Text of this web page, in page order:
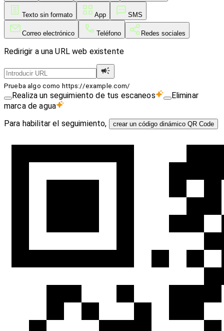
Texto sin formato App SMS
Correo electrónico Teléfono Redes sociales
Redirigir a una URL web existente
Prueba algo como https://example.com/
Realiza un seguimiento de tus escaneos
Eliminar
marca de agua
Para habilitar el seguimiento,
crear un código dinámico QR Code